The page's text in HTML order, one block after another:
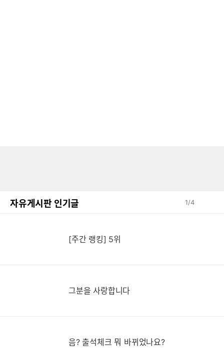
자유게시판 인기글 1/4
[주간 랭킹] 5위
그분을 사랑합니다
음? 출석체크 뭐 바뀌었나요?